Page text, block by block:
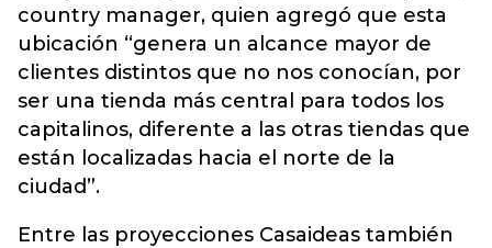
country manager, quien agregó que esta
ubicación “genera un alcance mayor de
clientes distintos que no nos conocían, por
ser una tienda más central para todos los
capitalinos, diferente a las otras tiendas que
están localizadas hacia el norte de la
ciudad”.
Entre las proyecciones Casaideas también